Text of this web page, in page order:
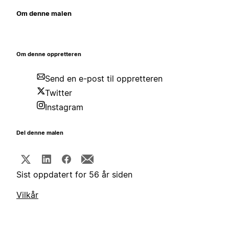
Om denne malen
Om denne oppretteren
Send en e-post til oppretteren
Twitter
Instagram
Del denne malen
Sist oppdatert for 56 år siden
Vilkår